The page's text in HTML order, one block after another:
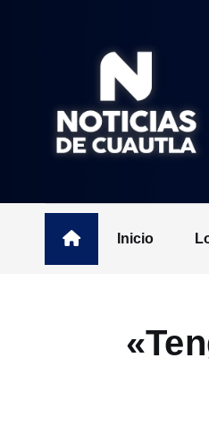
n
Inicio